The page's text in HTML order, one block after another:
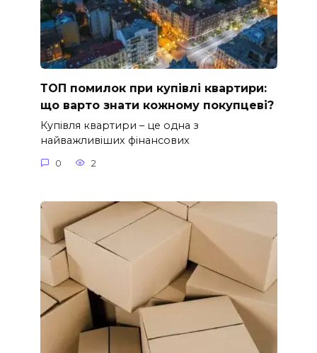
ТОП помилок при купівлі квартири:
що варто знати кожному покупцеві?
Купівля квартири – це одна з
найважливіших фінансових
0 2